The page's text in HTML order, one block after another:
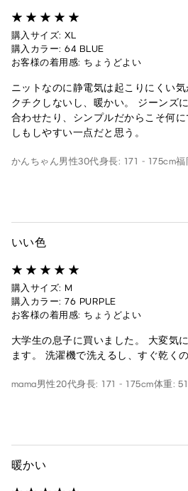
購入サイズ: XL
購入カラー: 64 BLUE
お客様の着用感: ちょうどよい
ニットなのに静電気は起こりにくい
クチクしないし、暖かい。 ジーンズ
合わせたり、シンプルだからこそ何
しもしやすい一点だと思う。
かんちゃん男性30代身長: 171 - 175cm福
いい色
購入サイズ: M
購入カラー: 76 PURPLE
お客様の着用感: ちょうどよい
大学生の息子に買いました。 大変気
ます。 洗濯機で洗えるし、すぐ乾く
mama男性20代身長: 171 - 175cm体重:
暖かい